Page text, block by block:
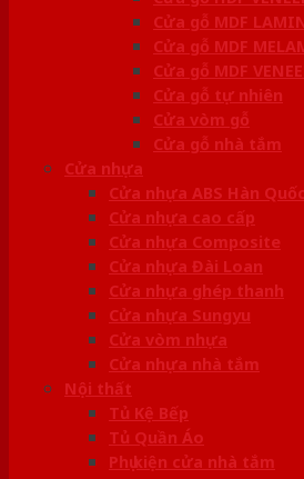
Cửa gỗ MDF
Cửa gỗ MDF
Cửa gỗ MDF
Cửa gỗ tự nhiên
Cửa vòm gỗ
Cửa gỗ nhà tắm
Cửa nhựa
Cửa nhựa ABS Hàn Quốc
Cửa nhựa cao cấp
Cửa nhựa Composite
Cửa nhựa Đài Loan
Cửa nhựa ghép thanh
Cửa nhựa Sungyu
Cửa vòm nhựa
Cửa nhựa nhà tắm
Nội thất
Tủ Kệ Bếp
Tủ Quần Áo
Phụ kiện cửa nhà tắm